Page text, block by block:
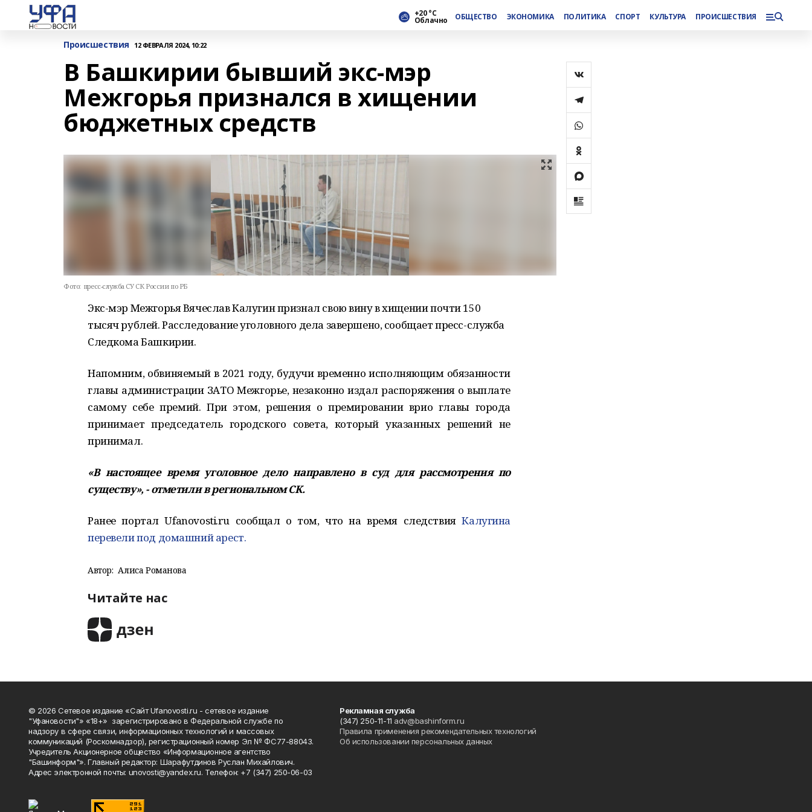
+20 °С
Облачно ОБЩЕСТВО ЭКОНОМИКА ПОЛИТИКА СПОРТ КУЛЬТУРА ПРОИСШЕСТВИЯ
Происшествия 12 ФЕВРАЛЯ 2024, 10:22
В Башкирии бывший экс-мэр
Межгорья признался в хищении
бюджетных средств
Фото: пресс-служба СУ СК России по РБ
Экс-мэр Межгорья Вячеслав Калугин признал свою вину в хищении почти 150
тысяч рублей. Расследование уголовного дела завершено, сообщает пресс-служба
Следкома Башкирии.
Напомним, обвиняемый в 2021 году, будучи временно исполняющим обязанности
главы администрации ЗАТО Межгорье, незаконно издал распоряжения о выплате
самому себе премий. При этом, решения о премировании врио главы города
принимает председатель городского совета, который указанных решений не
принимал.
«В настоящее время уголовное дело направлено в суд для рассмотрения по
существу», - отметили в региональном СК.
Ранее портал Ufanovosti.ru сообщал о том, что на время следствияКалугина
перевели под домашний арест.
Автор: Алиса Романова
Читайте нас
© 2026 Сетевое издание «Сайт Ufanovosti.ru - сетевое издание
"Уфановости"» «18+» зарегистрировано в Федеральной службе по
надзору в сфере связи, информационных технологий и массовых
коммуникаций (Роскомнадзор), регистрационный номер Эл № ФС77-88043.
Учредитель Акционерное общество «Информационное агентство
"Башинформ"». Главный редактор: Шарафутдинов Руслан Михайлович.
Адрес электронной почты: unovosti@yandex.ru. Телефон: +7 (347) 250-06-03
Рекламная служба
(347) 250-11-11 adv@bashinform.ru
Правила применения рекомендательных технологий
Об использовании персональных данных